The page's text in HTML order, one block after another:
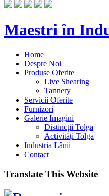
Maestri în
Home
Despre Noi
Produse Oferite
Live Shearing
Tannery
Servicii Oferite
Furnizori
Galerie Imagini
Distincții Tolga
Activități Tolga
Industria Lânii
Contact
Translate This Website